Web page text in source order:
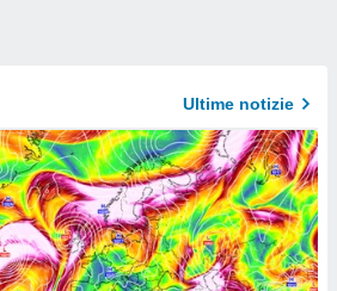
Ultime notizie